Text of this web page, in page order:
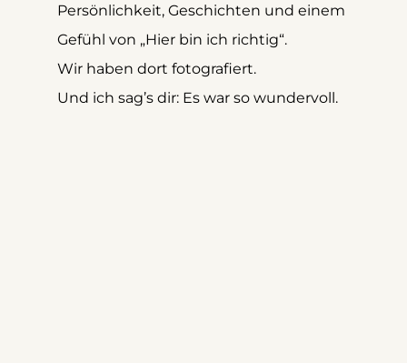
Persönlichkeit, Geschichten und einem
Gefühl von „Hier bin ich richtig“.
Wir haben dort fotografiert.
Und ich sag’s dir: Es war so wundervoll.